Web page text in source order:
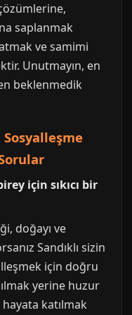
saplanmak
ve samimi
Unutmayın, en
beklenmedik
Sosyalleşme
için sıkıcı bir
doğayı ve
Sandıklı sizin
için doğru
yerine huzur
katılmak